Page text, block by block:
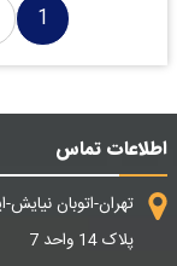
1
اطلاعات تماس
تهران-اتوبان
پلاک 14 واحد 7